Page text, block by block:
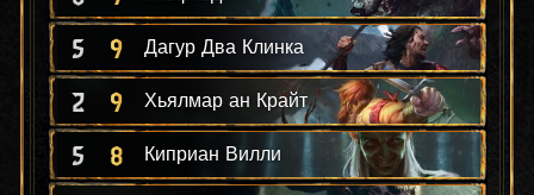
5 9 Дагур Два Клинка
2 9 Хьялмар ан Крайт
5 8 Киприан Вилли